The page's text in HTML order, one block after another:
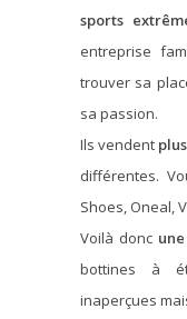
sports
entreprise
trouver sa
sa passion.
Ils vendent
différentes.
Shoes, Oneal,
Voilà donc
bottines à
inaperçues